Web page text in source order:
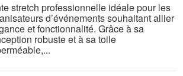
stretch professionnelle idéale pour les
d’événements souhaitant allier
et fonctionnalité. Grâce à sa
robuste et à sa toile